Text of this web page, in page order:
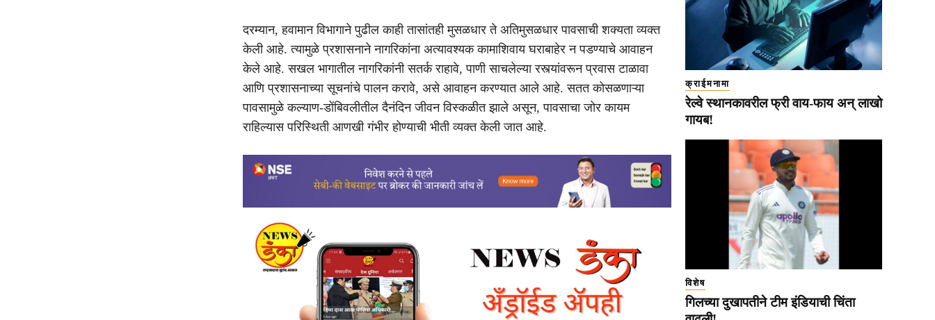
दरम्यान, हवामान विभागाने पुढील काही तासांतही मुसळधार ते अतिमुसळधार पावसाची शक्यता व्यक्त
केली आहे. त्यामुळे प्रशासनाने नागरिकांना अत्यावश्यक कामाशिवाय घराबाहेर न पडण्याचे आवाहन
केले आहे. सखल भागातील नागरिकांनी सतर्क राहावे, पाणी साचलेल्या रस्त्यांवरून प्रवास टाळावा
आणि प्रशासनाच्या सूचनांचे पालन करावे, असे आवाहन करण्यात आले आहे. सतत कोसळणाऱ्या
पावसामुळे कल्याण-डोंबिवलीतील दैनंदिन जीवन विस्कळीत झाले असून, पावसाचा जोर कायम
राहिल्यास परिस्थिती आणखी गंभीर होण्याची भीती व्यक्त केली जात आहे.
क्राईमनामा
रेल्वे स्थानकावरील फ्री वाय-फाय अन् लाखो
गायब!
विशेष
गिलच्या दुखापतीने टीम इंडियाची चिंता